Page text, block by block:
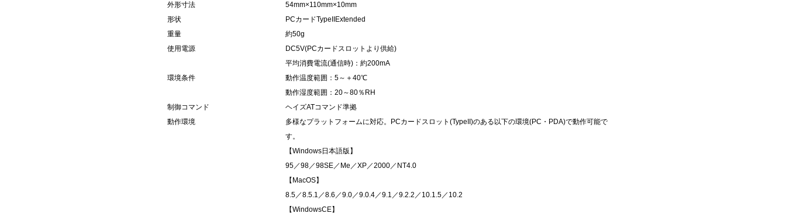
外形寸法
54mm×110mm×10mm
形状
PCカードTypeIIExtended
重量
約50g
使用電源
DC5V(PCカードスロットより供給)
平均消費電流(通信時)：約200mA
環境条件
動作温度範囲：5～＋40℃
動作湿度範囲：20～80％RH
制御コマンド
ヘイズATコマンド準拠
動作環境
多様なプラットフォームに対応。PCカードスロット(TypeII)のある以下の環境(PC・PDA)で動作可能で
す。
【Windows日本語版】
95／98／98SE／Me／XP／2000／NT4.0
【MacOS】
8.5／8.5.1／8.6／9.0／9.0.4／9.1／9.2.2／10.1.5／10.2
【WindowsCE】